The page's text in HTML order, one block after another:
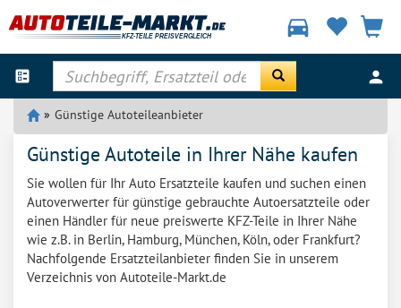
directions_car
ballot person
Günstige Autoteileanbieter
Günstige Autoteile in Ihrer Nähe kaufen
Sie wollen für Ihr Auto Ersatzteile kaufen und suchen einen
Autoverwerter für günstige gebrauchte Autoersatzteile oder
einen Händler für neue preiswerte KFZ-Teile in Ihrer Nähe
wie z.B. in Berlin, Hamburg, München, Köln, oder Frankfurt?
Nachfolgende Ersatzteilanbieter finden Sie in unserem
Verzeichnis von Autoteile-Markt.de